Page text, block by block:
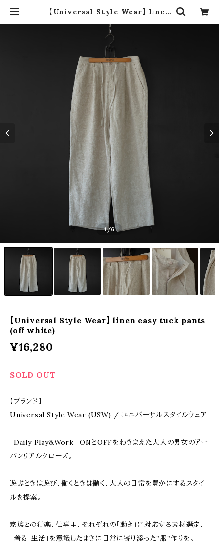
【Universal Style Wear】 linen
dros dro
1/6
【Universal Style Wear】 linen easy tuck pants
(off white)
¥16,280
SOLD OUT
【ブランド】
Universal Style Wear (USW) / ユニバーサルスタイルウェア
「Daily Play&Work」 ONとOFFをわきまえた大人の男女のアー
バンリアルクローズ。
遊ぶときは遊び、働くときは働く、大人の日常を豊かにするスタイ
ルを提案。
家族との行楽、仕事中、それぞれの「動き」に対応する素材選定、
「着る=生活」を意識したまさに日常に寄り添った”服”作りを。